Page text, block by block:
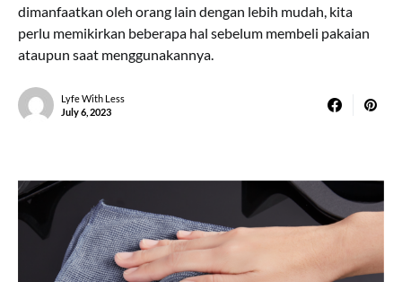
dimanfaatkan oleh orang lain dengan lebih mudah, kita
perlu memikirkan beberapa hal sebelum membeli pakaian
ataupun saat menggunakannya.
Lyfe With Less
July 6, 2023